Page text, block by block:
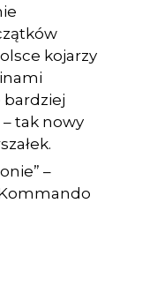
kojarzy
bardziej
tak nowy
–